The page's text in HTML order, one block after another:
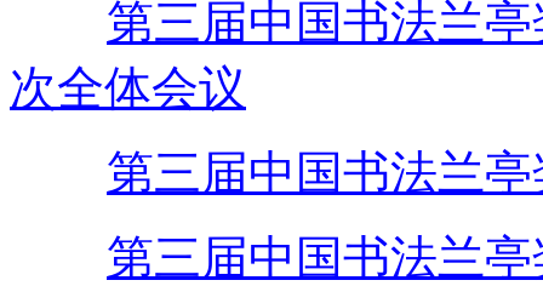
第三届中国书法兰
次全体会议
第三届中国书法兰
第三届中国书法兰